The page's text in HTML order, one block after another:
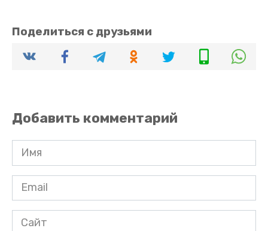
Поделиться с друзьями
Добавить комментарий
Имя
*
Email
*
Сайт